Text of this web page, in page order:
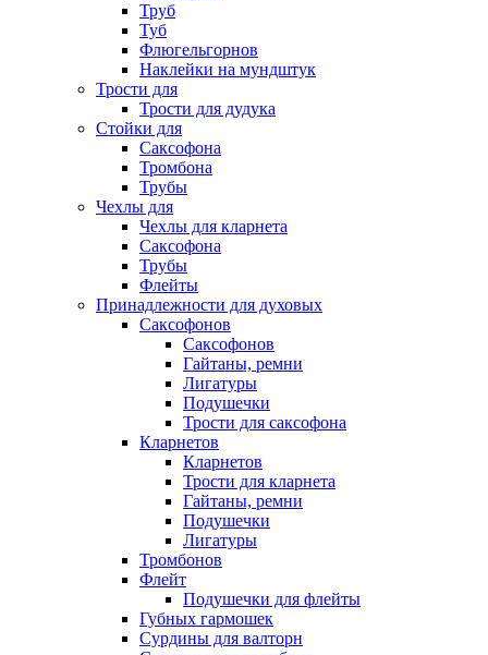
Труб
Туб
Флюгельгорнов
Наклейки на мундштук
Трости для
Трости для дудука
Стойки для
Саксофона
Тромбона
Трубы
Чехлы для
Чехлы для кларнета
Саксофона
Трубы
Флейты
Принадлежности для духовых
Саксофонов
Саксофонов
Гайтаны, ремни
Лигатуры
Подушечки
Трости для саксофона
Кларнетов
Кларнетов
Трости для кларнета
Гайтаны, ремни
Подушечки
Лигатуры
Тромбонов
Флейт
Подушечки для флейты
Губных гармошек
Сурдины для валторн